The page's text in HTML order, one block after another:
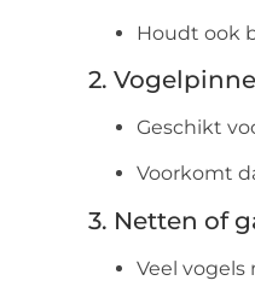
Houdt ook
2.
Geschikt
Voorkomt
3. Netten of
Veel vogels